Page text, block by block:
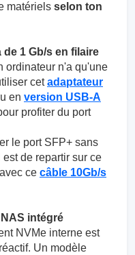
matériels selon ton
1 Gb/s en filaire
ordinateur n'a qu'une
cetadaptateur
en version USB-A
profiter du port
le port SFP+ sans
de repartir sur ce
ce câble 10Gb/s
intégré
NVMe interne est
Un modèle